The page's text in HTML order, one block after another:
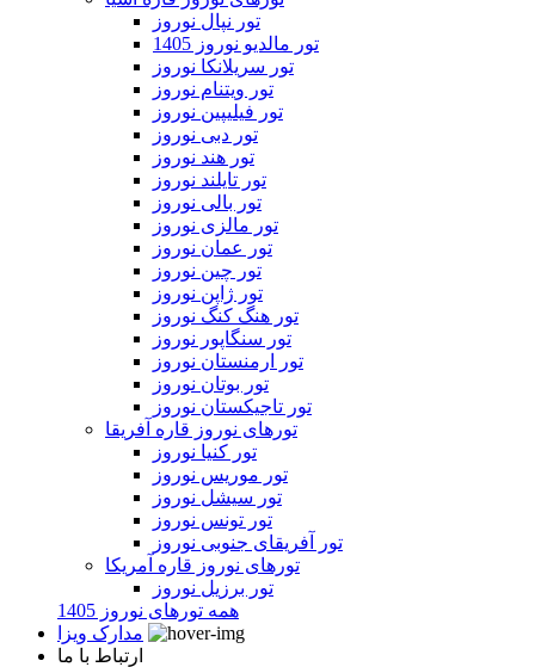
تور نپال نوروز
تور مالدیو نوروز 1405
تور سریلانکا نوروز
تور ویتنام نوروز
تور فیلیپین نوروز
تور دبی نوروز
تور هند نوروز
تور تایلند نوروز
تور بالی نوروز
تور مالزی نوروز
تور عمان نوروز
تور چین نوروز
تور ژاپن نوروز
تور هنگ کنگ نوروز
تور سنگاپور نوروز
تور ارمنستان نوروز
تور بوتان نوروز
تور تاجیکستان نوروز
تورهای نوروز قاره آفریقا
تور کنیا نوروز
تور موریس نوروز
تور سیشل نوروز
تور تونس نوروز
تور آفریقای جنوبی نوروز
تورهای نوروز قاره آمریکا
تور برزیل نوروز
همه تورهای نوروز 1405
مدارک ویزا
ارتباط با ما